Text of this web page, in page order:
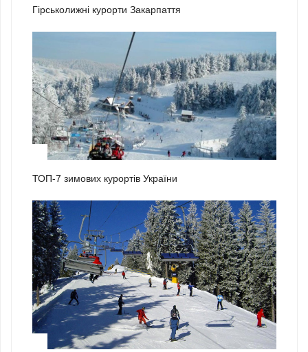
Гірськолижні курорти Закарпаття
ТОП-7 зимових курортів України